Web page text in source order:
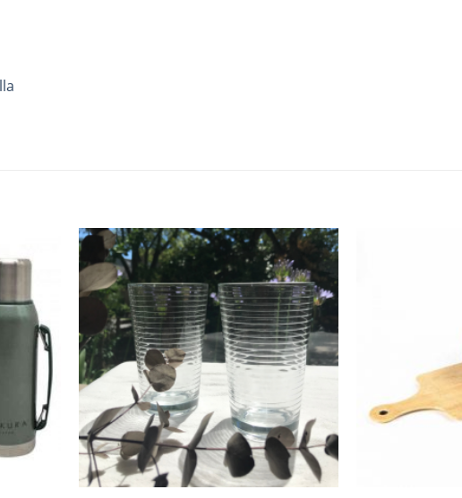
lista de
deseos
Añadir
a la
lista de
deseos